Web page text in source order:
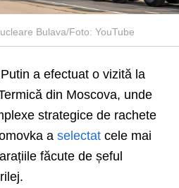
Bulava/Foto: YouTube
a efectuat o vizită la
din Moscova, unde
strategice de rachete
a selectat cele mai
făcute de șeful